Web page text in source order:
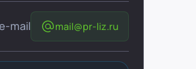
mail mail@pr-liz.ru